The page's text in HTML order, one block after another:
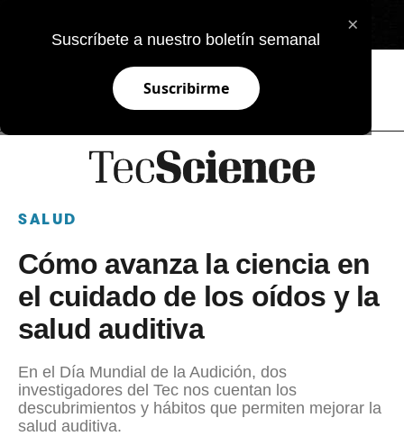
×
Suscríbete a nuestro boletín semanal
Suscribirme
SALUD
Cómo avanza la ciencia en
el cuidado de los oídos y la
salud auditiva
En el Día Mundial de la Audición, dos
investigadores del Tec nos cuentan los
descubrimientos y hábitos que permiten mejorar la
salud auditiva.